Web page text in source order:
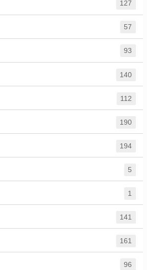
127
57
93
140
112
190
194
5
1
141
161
96